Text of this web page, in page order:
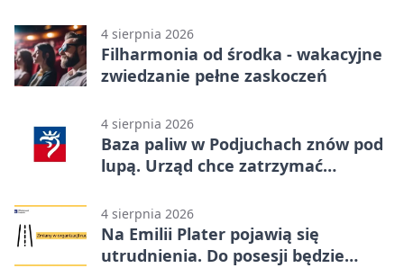
4 sierpnia 2026
Filharmonia od środka - wakacyjne
zwiedzanie pełne zaskoczeń
4 sierpnia 2026
Baza paliw w Podjuchach znów pod
lupą. Urząd chce zatrzymać
4 sierpnia 2026
Na Emilii Plater pojawią się
utrudnienia. Do posesji będzie